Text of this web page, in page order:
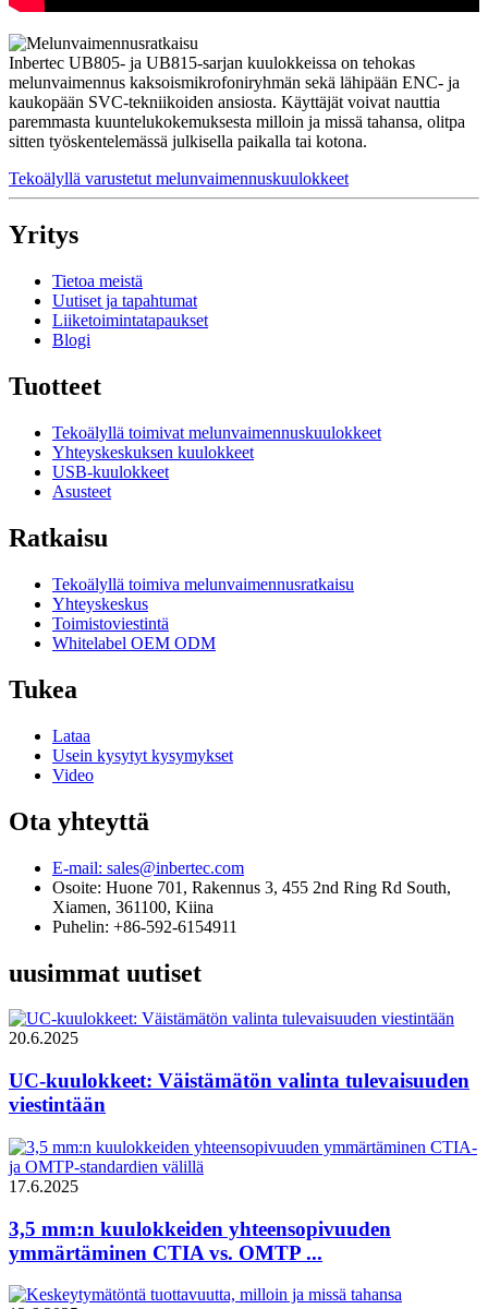
Inbertec UB805- ja UB815-sarjan kuulokkeissa on tehokas
melunvaimennus kaksoismikrofoniryhmän sekä lähipään ENC- ja
kaukopään SVC-tekniikoiden ansiosta. Käyttäjät voivat nauttia
paremmasta kuuntelukokemuksesta milloin ja missä tahansa, olitpa
sitten työskentelemässä julkisella paikalla tai kotona.
Tekoälyllä varustetut melunvaimennuskuulokkeet
Yritys
Tietoa meistä
Uutiset ja tapahtumat
Liiketoimintatapaukset
Blogi
Tuotteet
Tekoälyllä toimivat melunvaimennuskuulokkeet
Yhteyskeskuksen kuulokkeet
USB-kuulokkeet
Asusteet
Ratkaisu
Tekoälyllä toimiva melunvaimennusratkaisu
Yhteyskeskus
Toimistoviestintä
Whitelabel OEM ODM
Tukea
Lataa
Usein kysytyt kysymykset
Video
Ota yhteyttä
E-mail: sales@inbertec.com
Osoite: Huone 701, Rakennus 3, 455 2nd Ring Rd South,
Xiamen, 361100, Kiina
Puhelin: +86-592-6154911
uusimmat uutiset
20.6.2025
UC-kuulokkeet: Väistämätön valinta tulevaisuuden
viestintään
17.6.2025
3,5 mm:n kuulokkeiden yhteensopivuuden
ymmärtäminen CTIA vs. OMTP ...